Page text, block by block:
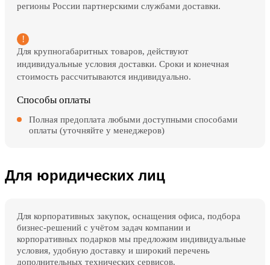
регионы России партнерскими службами доставки.
Для крупногабаритных товаров, действуют
индивидуальные условия доставки. Сроки и конечная
стоимость рассчитываются индивидуально.
Способы оплаты
Полная предоплата любыми доступными способами
оплаты (уточняйте у менеджеров)
Для юридических лиц
Для корпоративных закупок, оснащения офиса, подбора
бизнес-решений с учётом задач компании и
корпоративных подарков мы предложим индивидуальные
условия, удобную доставку и широкий перечень
дополнительных технических сервисов.